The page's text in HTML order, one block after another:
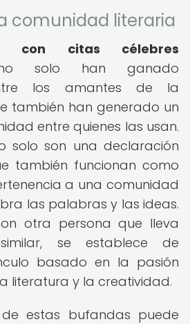
comunidad literaria
con citas célebres
solo han ganado
los amantes de la
también han generado un
entre quienes las usan.
solo son una declaración
también funcionan como
a una comunidad
las palabras y las ideas.
otra persona que lleva
se establece de
basado en la pasión
literatura y la creatividad.
estas bufandas puede